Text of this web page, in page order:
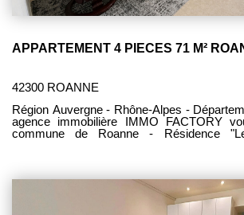
APPARTEMENT 4 PIECES 71 M²
42300 ROANNE
Région Auvergne - Rhône-Alpes - Département
agence immobilière IMMO FACTORY
commune de Roanne - Résidence "Les
également dotée d'un accès au balcon
ouverte afin d'agrandir l'espace de vie
troisième chambre selon vos besoins).